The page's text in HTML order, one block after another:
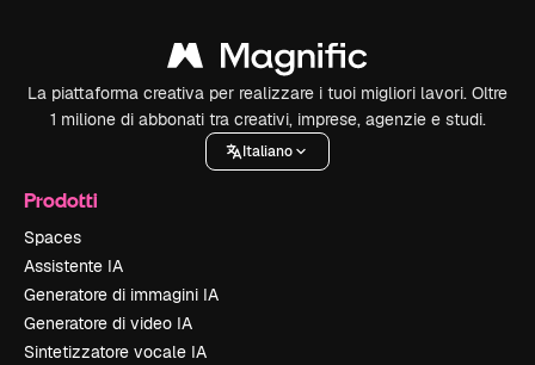
La piattaforma creativa per realizzare i tuoi migliori lavori. Oltre
1 milione di abbonati tra creativi, imprese, agenzie e studi.
Italiano
Prodotti
Spaces
Assistente IA
Generatore di immagini IA
Generatore di video IA
Sintetizzatore vocale IA